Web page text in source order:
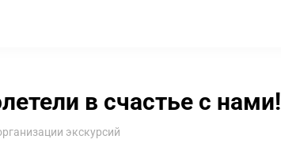
в счастье с нами!
экскурсий